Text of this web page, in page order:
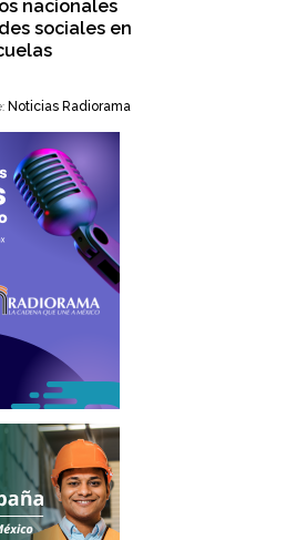
nacionales
sociales en
Noticias Radiorama